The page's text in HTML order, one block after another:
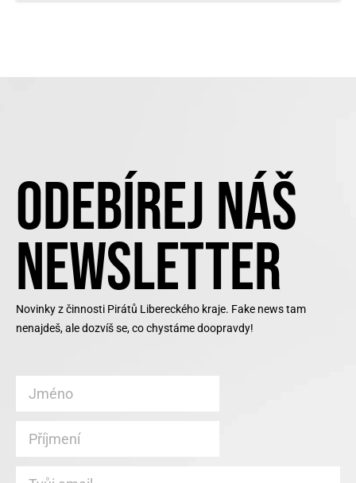
ODEBÍREJ NÁŠ
NEWSLETTER
Novinky z činnosti Pirátů Libereckého kraje. Fake news tam
nenajdeš, ale dozvíš se, co chystáme doopravdy!